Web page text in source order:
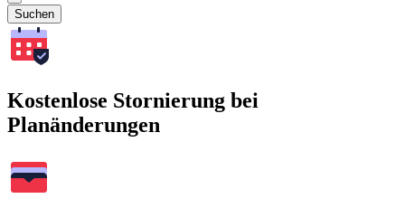
Suchen
Kostenlose Stornierung bei
Planänderungen